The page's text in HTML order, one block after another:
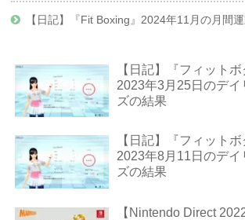
【日記】『Fit Boxing』2024年11月の月間
【日記】『フィットボ
2023年3月25日のデイ
ズの結果
【日記】『フィットボ
2023年8月11日のデイ
ズの結果
【Nintendo Direct